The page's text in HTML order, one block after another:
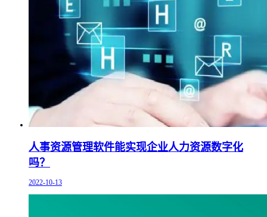
人事资源管理软件能实现企业人力资源数字化
吗？
2022-10-13